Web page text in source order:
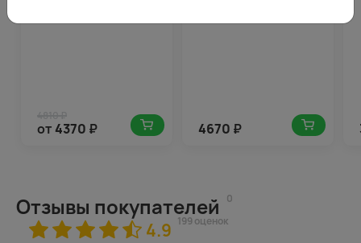
от 4370 ₽ 4670 ₽
Отзывы покупателей 0
4.9 199 оценок